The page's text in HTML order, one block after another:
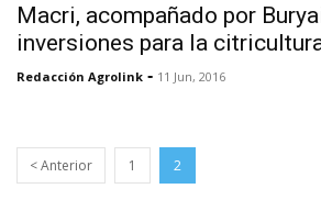
Macri, acompañado por
inversiones para la
Redacción Agrolink - 11 Jun, 2016
< Anterior 1 2